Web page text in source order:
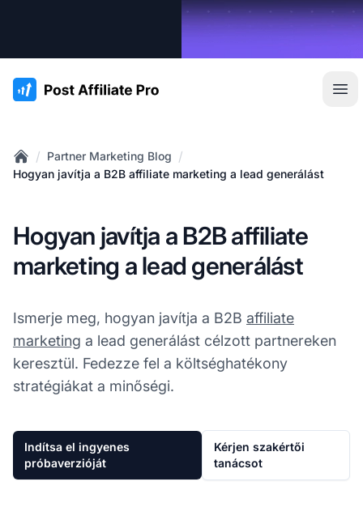
:site.title
Home
/ Partner Marketing Blog /
Hogyan javítja a B2B affiliate marketing a lead generálást
Hogyan javítja a B2B affiliate
marketing a lead generálást
Ismerje meg, hogyan javítja a B2B affiliate
marketing a lead generálást célzott partnereken
keresztül. Fedezze fel a költséghatékony
stratégiákat a minőségi.
Indítsa el ingyenes
próbaverzióját
Kérjen szakértői
tanácsot